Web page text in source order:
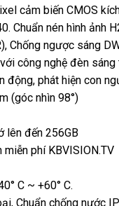
cảm biến CMOS
Chuẩn nén hình ảnh
Chống ngược sáng
công nghệ đèn sáng
động, phát hiện con
(góc nhìn 98°)
lên đến 256GB
miễn phí KBVISION.TV
C ~ +60° C.
Chuẩn chống nước